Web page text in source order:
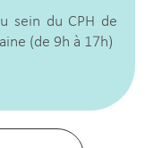
sein du CPH de
(de 9h à 17h)